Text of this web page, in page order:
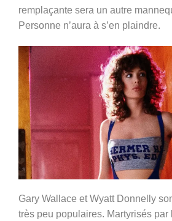
remplaçante sera un autre
Personne n’aura à s’en plaindre.
Gary Wallace et Wyatt Donnelly
très peu populaires. Martyrisés par